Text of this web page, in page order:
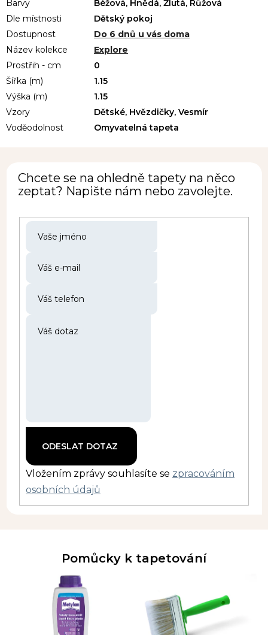
Barvy
Béžová, Hnědá, Žlutá, Růžová
Dle místnosti
Dětský pokoj
Dostupnost
Do 6 dnů u vás doma
Název kolekce
Explore
Prostřih - cm
0
Šířka (m)
1.15
Výška (m)
1.15
Vzory
Dětské, Hvězdičky, Vesmír
Voděodolnost
Omyvatelná tapeta
Chcete se na ohledně tapety na něco
zeptat? Napište nám nebo zavolejte.
Vložením zprávy souhlasíte se zpracováním
osobních údajů
Pomůcky k tapetování